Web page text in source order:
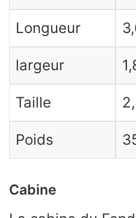
Longueur
largeur
Taille
Poids
Cabine